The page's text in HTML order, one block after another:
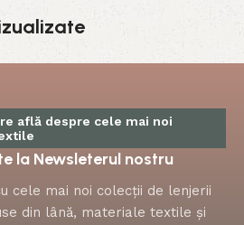
Calitatea este un factor
că alegem doar materiale care
confort în utilizare. De la
materialele noastre sunt
utilizării zilnice și pentru a oferi
află despre cele mai noi
la Newsleterul nostru
cele mai noi colecții de lenjerii
din lână, materiale textile și